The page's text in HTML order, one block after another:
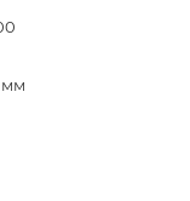
мм